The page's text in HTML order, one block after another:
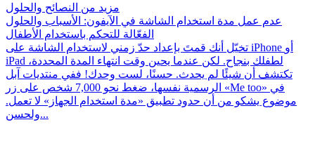
مزيد من النصائح والحلول
عدم عمل مدة استخدام الشاشة في الآيفون: الأسباب والحلول
الفعّالة للتحكم باستخدام الأطفال
تخيّل أنك قمتَ بإعداد حدّ زمني لاستخدام الشاشة على iPhone أو
iPad لطفلك بنجاح. لكن عندما يحين وقت انتهاء المدة المحددة،
تكتشف أن شيئًا لم يحدث. حسنًا، لست وحدك! ففي منتديات آبل
الرسمية نفسها، ضغط نحو 7,000 شخص على زر «Me too» في
موضوع يشكو من أن حدود تطبيق «مدة استخدام الجهاز» لا تعمل.
ولحسن...